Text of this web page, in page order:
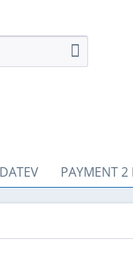
PAYMENT 2